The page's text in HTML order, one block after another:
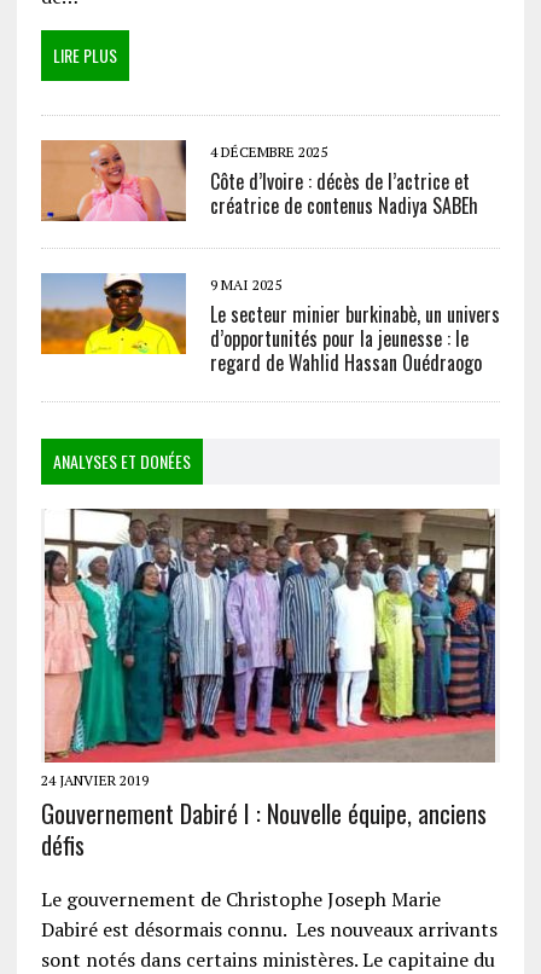
LIRE PLUS
4 DÉCEMBRE 2025
Côte d’Ivoire : décès de l’actrice et
créatrice de contenus Nadiya SABEh
9 MAI 2025
Le secteur minier burkinabè, un univers
d’opportunités pour la jeunesse : le
regard de Wahlid Hassan Ouédraogo
ANALYSES ET DONÉES
24 JANVIER 2019
Gouvernement Dabiré I : Nouvelle équipe, anciens
défis
Le gouvernement de Christophe Joseph Marie
Dabiré est désormais connu. Les nouveaux arrivants
sont notés dans certains ministères. Le capitaine du